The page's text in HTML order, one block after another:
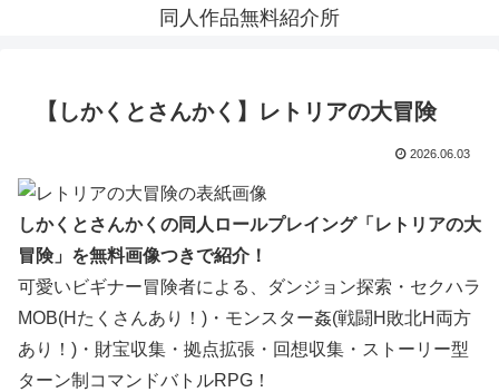
同人作品無料紹介所
【しかくとさんかく】レトリアの大冒険
2026.06.03
しかくとさんかくの同人ロールプレイング「レトリアの大
冒険」を無料画像つきで紹介！
可愛いビギナー冒険者による、ダンジョン探索・セクハラ
MOB(Hたくさんあり！)・モンスター姦(戦闘H敗北H両方
あり！)・財宝収集・拠点拡張・回想収集・ストーリー型
ターン制コマンドバトルRPG！